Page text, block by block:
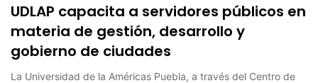
UDLAP capacita a servidores públicos en
materia de gestión, desarrollo y
gobierno de ciudades
La Universidad de la Américas Puebla, a través del Centro de